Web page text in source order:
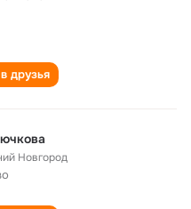
друзья
Новгород